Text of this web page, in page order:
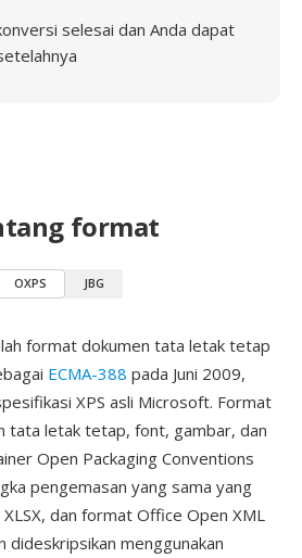
selesai dan Anda dapat
format
OXPS JBG
format dokumen tata letak tetap
ECMA-388 pada Juni 2009,
XPS asli Microsoft. Format
tata letak tetap, font, gambar, dan
Open Packaging Conventions
pengemasan yang sama yang
XLSX, dan format Office Open XML
dideskripsikan menggunakan